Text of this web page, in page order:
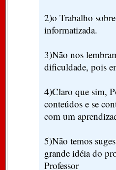
2)o Trabalho
informatizada.
3)Não nos
dificuldade, pois
4)Claro que sim,
conteúdos e se
com um
5)Não temos
grande idéia do
Professor